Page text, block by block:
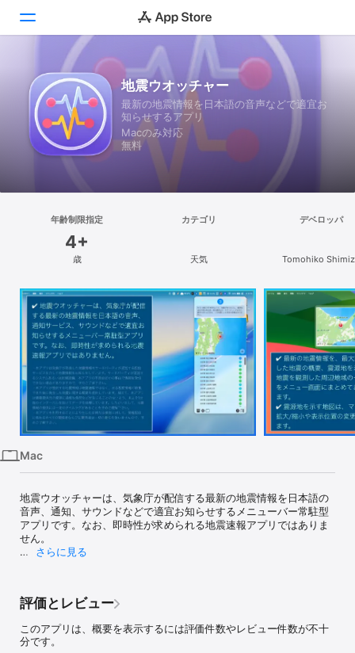
見つける
Arcade
創作する
仕事する
楽しむ
開発する
検索
プラットフォーム
iPhone
iPad
Mac
Vision
Watch
地震ウオッチャー
最新の地震情報を日本語の音声などで適宜お
知らせするアプリ
Macのみ対応
無料
年齢制限指定
4+
歳
カテゴリ
天気
デベロッパ
Tomohiko
Mac
地震ウオッチャーは、気象庁が配信する最新の地震情報を日本語の
音声、通知、サウンドなどで適宜お知らせするメニューバー常駐型
アプリです。なお、即時性が求められる地震速報アプリではありま
せん。
せん。
※ このアプリは、公共性の高い情報を扱うため完全無料です。但
し、以下の内容を確認いただいたうえでご利用下さい。
さらに見る
評価とレビュー
このアプリは、概要を表示するには評価件数やレビュー件数が不十
分です。